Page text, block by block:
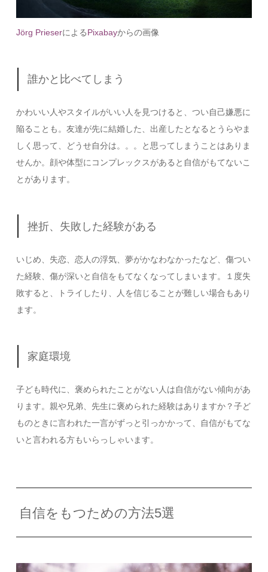
Jörg PrieserによるPixabayからの画像
誰かと比べてしまう
かわいい人やスタイルがいい人を見つけると、つい自己嫌悪に
陥ることも。友達が先に結婚した、出産したとなるとうらやま
しく思って、どうせ自分は。。。と思ってしまうことはありま
せんか。顔や体型にコンプレックスがあると自信がもてないこ
とがあります。
挫折、失敗した経験がある
いじめ、失恋、恋人の浮気、夢がかなわなかったなど、傷つい
た経験、傷が深いと自信をもてなくなってしまいます。１度失
敗すると、トライしたり、人を信じることが難しい場合もあり
ます。
家庭環境
子ども時代に、褒められたことがない人は自信がない傾向があ
ります。親や兄弟、先生に褒められた経験はありますか？子ど
ものときに言われた一言がずっと引っかかって、自信がもてな
いと言われる方もいらっしゃいます。
自信をもつための方法5選